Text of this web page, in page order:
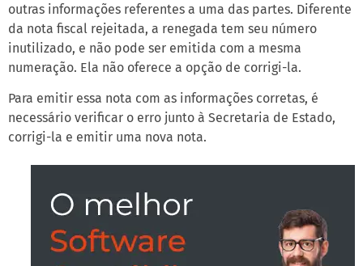
outras informações referentes a uma das partes. Diferente
da nota fiscal rejeitada, a renegada tem seu número
inutilizado, e não pode ser emitida com a mesma
numeração. Ela não oferece a opção de corrigi-la.
Para emitir essa nota com as informações corretas, é
necessário verificar o erro junto à Secretaria de Estado,
corrigi-la e emitir uma nova nota.